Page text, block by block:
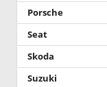
Porsche
Seat
Skoda
Suzuki